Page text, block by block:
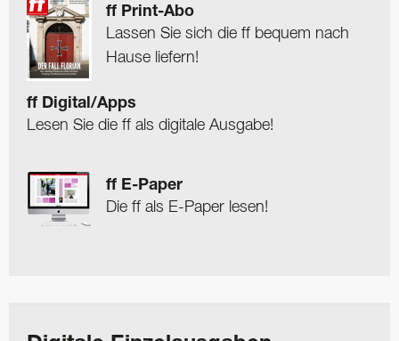
ff Print-Abo
Lassen Sie sich die ff bequem nach
Hause liefern!
ff Digital/Apps
Lesen Sie die ff als digitale Ausgabe!
ff E-Paper
Die ff als E-Paper lesen!